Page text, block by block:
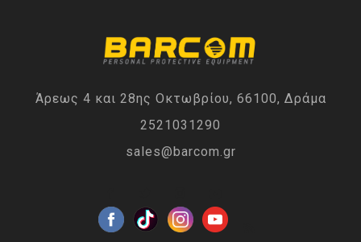
Άρεως 4 και 28ης Οκτωβρίου, 66100, Δράμα
2521031290
sales@barcom.gr